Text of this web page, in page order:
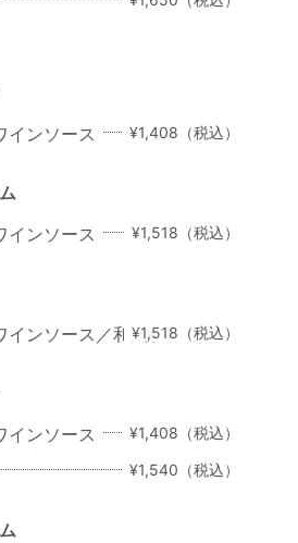
インソース
¥1,408（税込）
インソース
¥1,518（税込）
インソース／和風ソース
¥1,518（税込）
インソース
¥1,408（税込）
¥1,540（税込）